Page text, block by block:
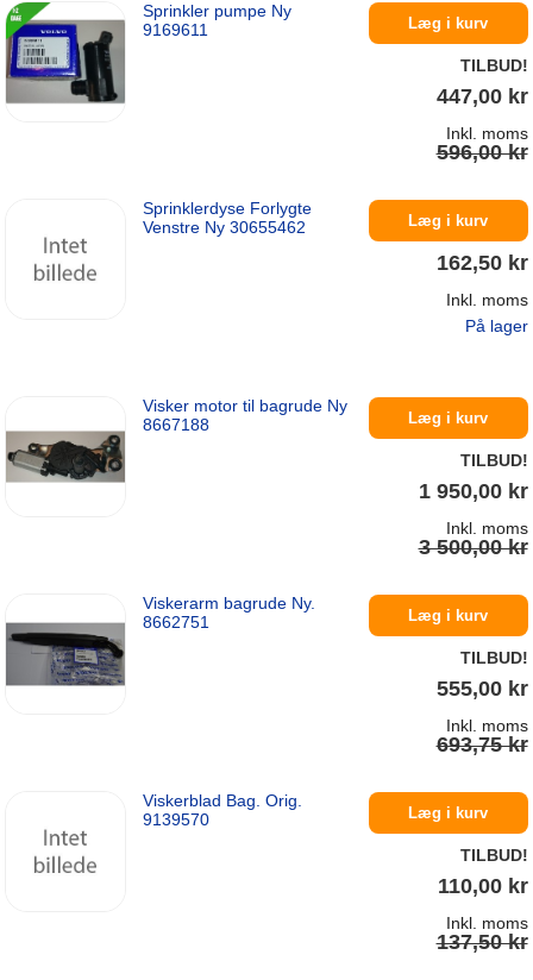
På lager
Sprinkler pumpe Ny
9169611
Læg i kurv
TILBUD!
447,00 kr
Inkl. moms
596,00 kr
På lager
Sprinklerdyse Forlygte
Venstre Ny 30655462
Læg i kurv
162,50 kr
Inkl. moms
På lager
Visker motor til bagrude Ny
8667188
Læg i kurv
TILBUD!
1 950,00 kr
Inkl. moms
3 500,00 kr
På lager
Viskerarm bagrude Ny.
8662751
Læg i kurv
TILBUD!
555,00 kr
Inkl. moms
693,75 kr
På lager
Viskerblad Bag. Orig.
9139570
Læg i kurv
TILBUD!
110,00 kr
Inkl. moms
137,50 kr